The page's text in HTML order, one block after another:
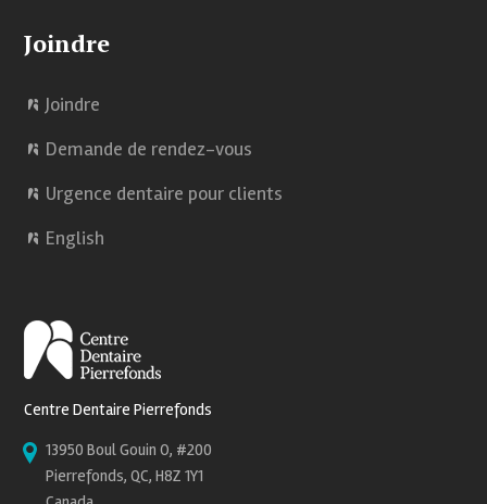
Joindre
Joindre
Demande de rendez-vous
Urgence dentaire pour clients
English
Centre Dentaire Pierrefonds
13950 Boul Gouin O, #200
Pierrefonds, QC, H8Z 1Y1